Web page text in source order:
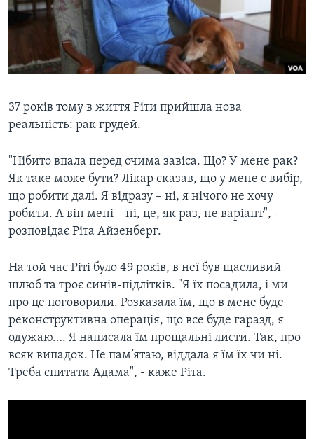
СУСПІЛЬСТВО
ЕКОНОМІКА
ІСТОРІЇ УСПІХУ УКРАЇНЦІВ
ТЕЛЕПРОГРАМИ
ЧАС-TIME
СТУДІЯ ВАШИНГТОН
ВІКНО В АМЕРИКУ
ПРАЙМ-ТАЙМ
ПОГЛЯД З ВАШИНГТОНА
МИ В СОЦМЕРЕЖАХ
Мови
37 років тому в життя Ріти прийшла нова
реальність: рак грудей.
"Нібито впала перед очима завіса. Що? У мене рак?
Як таке може бути? Лікар сказав, що у мене є вибір,
що робити далі. Я відразу – ні, я нічого не хочу
робити. А він мені – ні, це, як раз, не варіант", -
розповідає Ріта Айзенберг.
На той час Ріті було 49 років, в неї був щасливий
шлюб та троє синів-підлітків. ​"Я їх посадила, і ми
про це поговорили. Розказала їм, що в мене буде
реконструктивна операція, що все буде гаразд, я
одужаю…. Я написала їм прощальні листи. Так, про
всяк випадок. Не пам’ятаю, віддала я їм їх чи ні.
Треба спитати Адама", - каже Ріта.